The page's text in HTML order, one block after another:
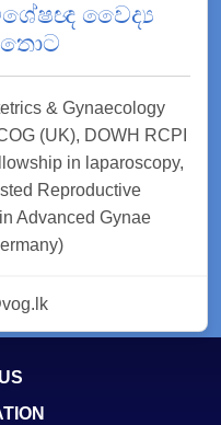
වෛද්‍ය
& Gynaecology
(UK), DOWH RCPI
in laparoscopy,
Reproductive
Advanced Gynae